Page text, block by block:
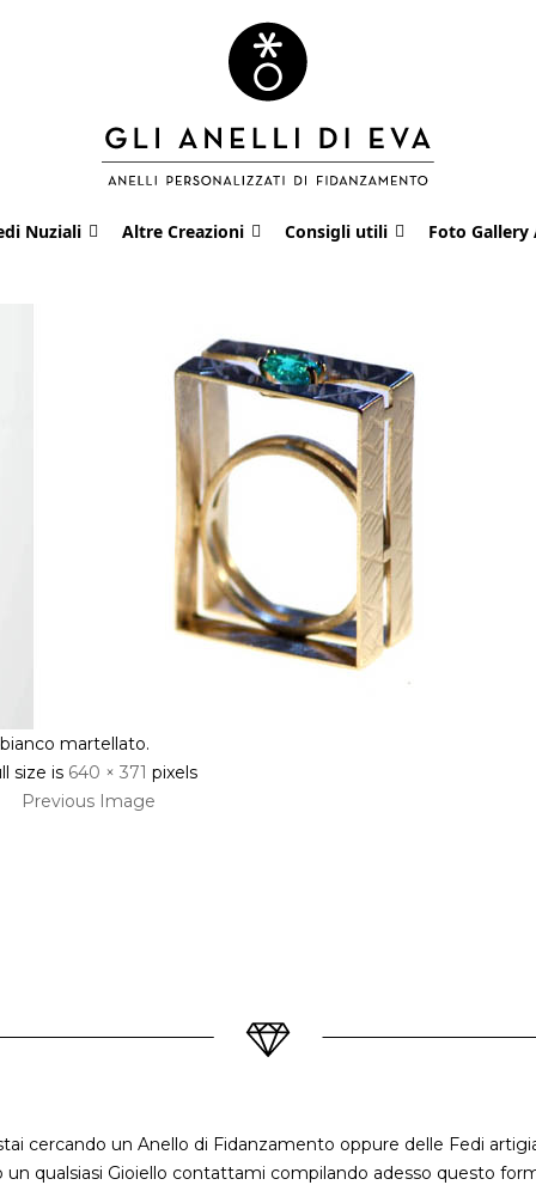
Nuziali Altre Creazioni Consigli utili Foto Gallery
martellato.
size is 640 × 371 pixels
Previous Image
cercando un Anello di Fidanzamento oppure delle Fedi
un qualsiasi Gioiello contattami compilando adesso questo